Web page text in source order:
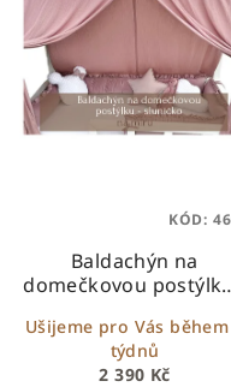
ů
o
ů
Baldachýn na
domečkovou postýlku
2 390 Kč
Ušijeme pro Vás
týdnů
KÓD: